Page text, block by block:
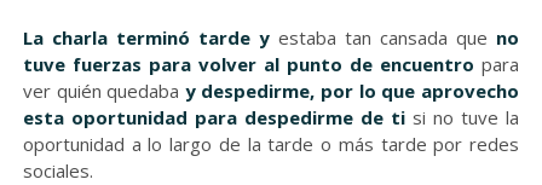
La charla terminó tarde y estaba tan cansada que no
tuve fuerzas para volver al punto de encuentropara
ver quién quedaba y despedirme, por lo que aprovecho
esta oportunidad para despedirme de ti si no tuve la
oportunidad a lo largo de la tarde o más tarde por redes
sociales.